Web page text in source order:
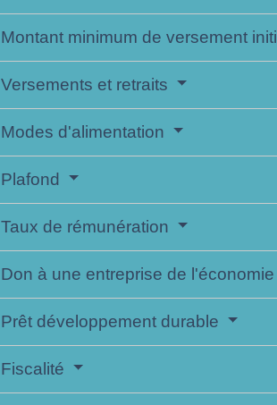
Montant minimum de versement
Versements et retraits
Modes d'alimentation
Plafond
Taux de rémunération
Don à une entreprise de
Prêt développement durable
Fiscalité